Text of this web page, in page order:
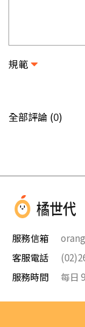
規範
全部評論 (0)
服務信箱
客服電話
服務時間
每日